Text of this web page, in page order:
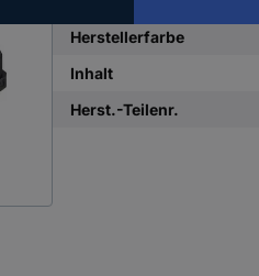
Herstellerfarbe
Inhalt
Herst.-Teilenr.